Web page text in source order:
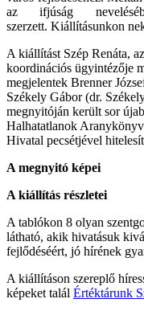
az ifjúság
szerzett. Kiállításunkon
A kiállítást Szép Renáta,
koordinációs ügyintézője
megjelentek Brenner
Székely Gábor (dr.
megnyitóján került sor
Halhatatlanok
Hivatal pecsétjével
A megnyitó képei
A kiállítás részletei
A tablókon 8 olyan
látható, akik hivatásuk
fejlődéséért, jó hírének
A kiállításon szereplő
képeket talál Értéktárunk